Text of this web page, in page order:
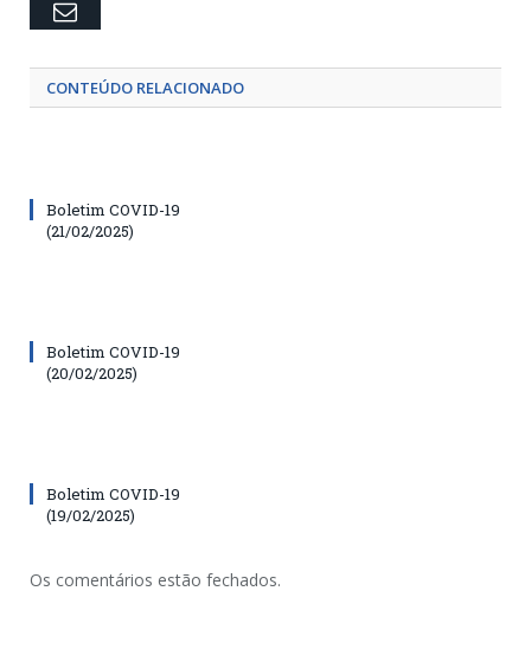
Email
CONTEÚDO RELACIONADO
Boletim COVID-19
(21/02/2025)
Boletim COVID-19
(20/02/2025)
Boletim COVID-19
(19/02/2025)
Os comentários estão fechados.